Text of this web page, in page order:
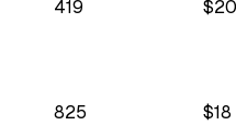
419 $20
825 $18